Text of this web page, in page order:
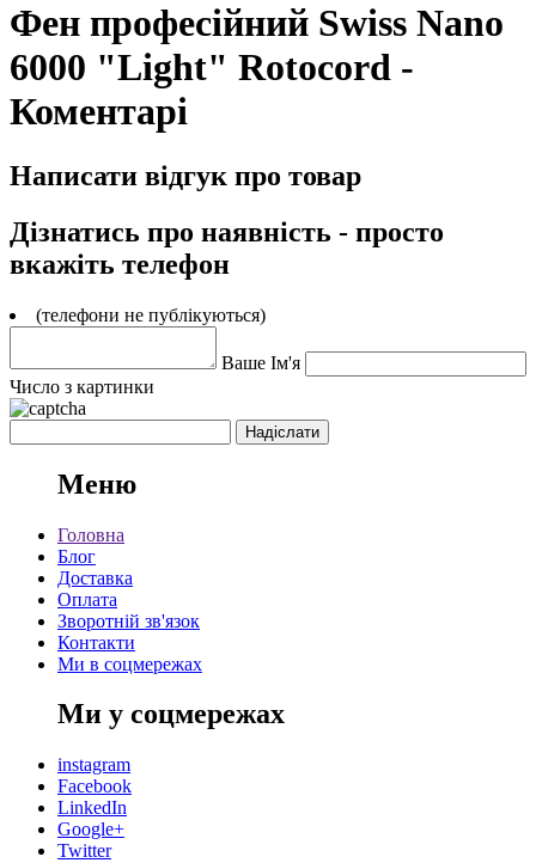
Фен професійний Swiss Nano
6000 "Light" Rotocord -
Коментарі
Написати відгук про товар
Дізнатись про наявність - просто
вкажіть телефон
(телефони не публікуються)
Ваше Ім'я
Число з картинки
Меню
Головна
Блог
Доставка
Оплата
Зворотній зв'язок
Контакти
Ми в соцмережах
Ми у соцмережах
instagram
Facebook
LinkedIn
Google+
Twitter